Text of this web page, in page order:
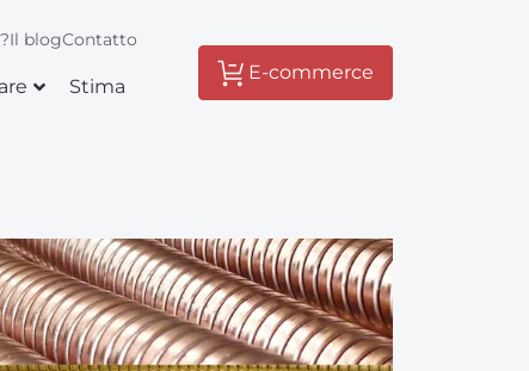
Il blogContatto
Stima
E-commerce